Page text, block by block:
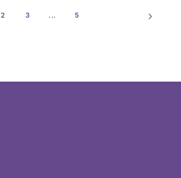
2 3 ... 5